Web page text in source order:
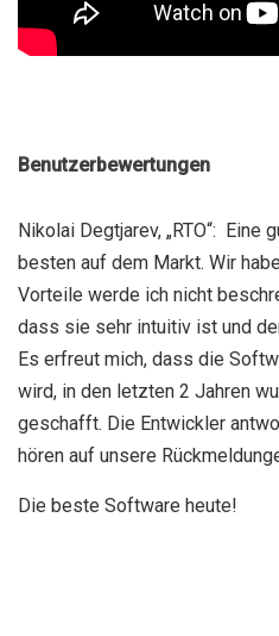
Benutzerbewertungen
Nikolai Degtjarev, „RTO“: Eine
besten auf dem Markt. Wir
Vorteile werde ich nicht
dass sie sehr intuitiv ist und
Es erfreut mich, dass die
wird, in den letzten 2 Jahren
geschafft. Die Entwickler
hören auf unsere
Die beste Software heute!